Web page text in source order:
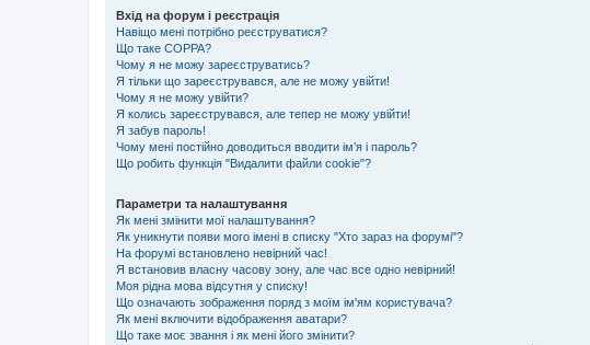
Вхід на форум і реєстрація
Навіщо мені потрібно реєструватися?
Що таке COPPA?
Чому я не можу зареєструватись?
Я тільки що зареєструвався, але не можу увійти!
Чому я не можу увійти?
Я колись зареєструвався, але тепер не можу увійти!
Я забув пароль!
Чому мені постійно доводиться вводити ім’я і пароль?
Що робить функція "Видалити файли cookie"?
Параметри та налаштування
Як мені змінити мої налаштування?
Як уникнути появи мого імені в списку "Хто зараз на форумі"?
На форумі встановлено невірний час!
Я встановив власну часову зону, але час все одно невірний!
Моя рідна мова відсутня у списку!
Що означають зображення поряд з моїм ім'ям користувача?
Як мені включити відображення аватари?
Що таке моє звання і як мені його змінити?